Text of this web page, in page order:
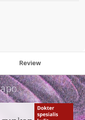
Review